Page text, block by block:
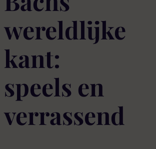
wereldlijke
kant:
speels en
verrassend